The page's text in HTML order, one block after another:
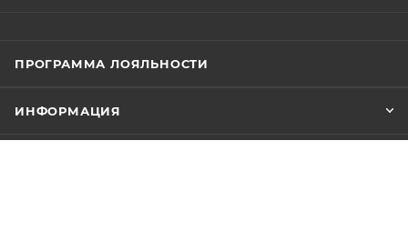
ПРОГРАММА ЛОЯЛЬНОСТИ
ИНФОРМАЦИЯ